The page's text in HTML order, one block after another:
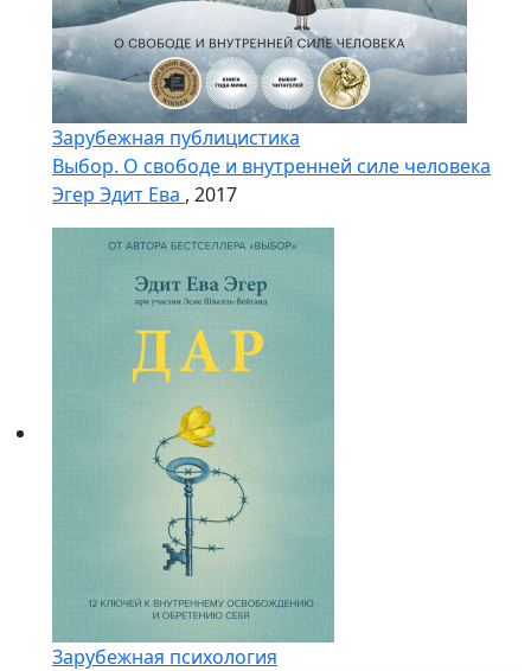
Зарубежная публицистика
Выбор. О свободе и внутренней силе человека
Эгер Эдит Ева , 2017
Зарубежная психология